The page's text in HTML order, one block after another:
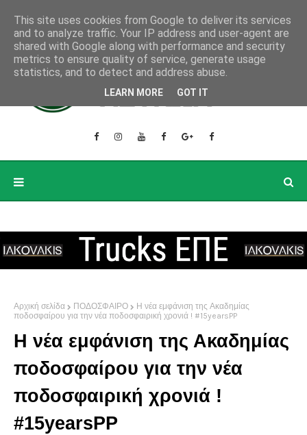
Αρχική σελίδα ΠΟΔΟΣΦΑΙΡΟ
Η νέα εμφάνιση της Ακαδημίας
ποδοσφαίρου για την νέα ποδοσφαιρική χρονιά ! #15yearsPP
Η νέα εμφάνιση της Ακαδημίας
ποδοσφαίρου για την νέα
ποδοσφαιρική χρονιά !
#15yearsPP
This site uses cookies from Google to deliver its services
and to analyze traffic. Your IP address and user-agent are
shared with Google along with performance and security
metrics to ensure quality of service, generate usage
statistics, and to detect and address abuse.
LEARN MORE GOT IT